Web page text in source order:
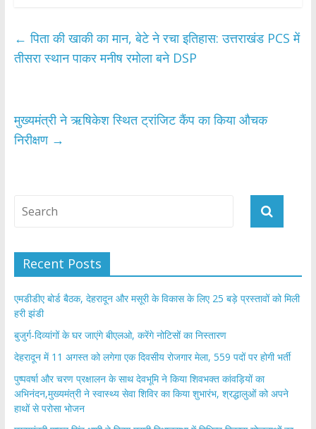
b
o
k
er s
A
p
e
← पिता की खाकी का मान, बेटे ने रचा इतिहास: उत्तराखंड PCS में
तीसरा स्थान पाकर मनीष रमोला बने DSP
मुख्यमंत्री ने ऋषिकेश स्थित ट्रांजिट कैंप का किया औचक
निरीक्षण →
Recent Posts
एमडीडीए बोर्ड बैठक, देहरादून और मसूरी के विकास के लिए 25 बड़े प्रस्तावों को मिली
हरी झंडी
बुजुर्ग-दिव्यांगों के घर जाएंगे बीएलओ, करेंगे नोटिसों का निस्तारण
​देहरादून में 11 अगस्त को लगेगा एक दिवसीय रोजगार मेला, 559 पदों पर होगी भर्ती
पुष्पवर्षा और चरण प्रक्षालन के साथ देवभूमि ने किया शिवभक्त कांवड़ियों का
अभिनंदन,मुख्यमंत्री ने स्वास्थ्य सेवा शिविर का किया शुभारंभ, श्रद्धालुओं को अपने
हाथों से परोसा भोजन